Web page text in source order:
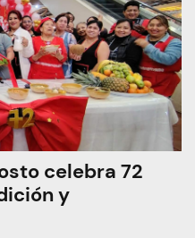
celebra 72
y